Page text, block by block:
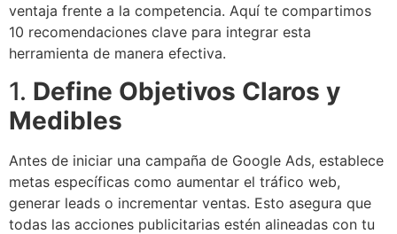
ventaja frente a la competencia. Aquí te compartimos
10 recomendaciones clave para integrar esta
herramienta de manera efectiva.
1. Define Objetivos Claros y
Medibles
Antes de iniciar una campaña de Google Ads, establece
metas específicas como aumentar el tráfico web,
generar leads o incrementar ventas. Esto asegura que
todas las acciones publicitarias estén alineadas con tu